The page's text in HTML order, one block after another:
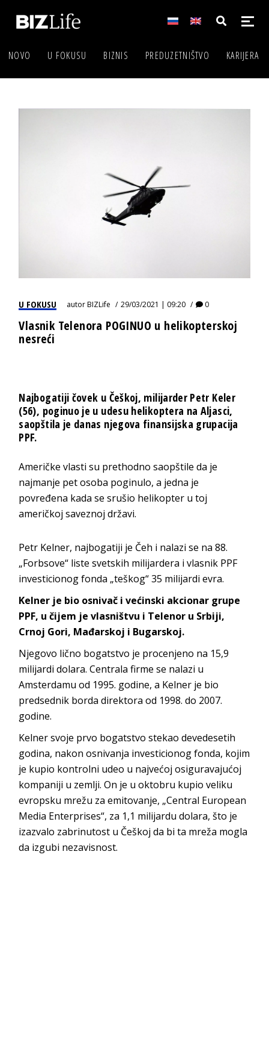
NOVO U FOKUSU BIZNIS PREDUZETNIŠTVO KARIJERA
U FOKUSU autorBIZLife 29/03/2021 | 09:20 0
Vlasnik Telenora POGINUO u helikopterskoj
nesreći
Najbogatiji čovek u Češkoj, milijarder Petr Keler
(56), poginuo je u udesu helikoptera na Aljasci,
saopštila je danas njegova finansijska grupacija
PPF.
Američke vlasti su prethodno saopštile da je
najmanje pet osoba poginulo, a jedna je
povređena kada se srušio helikopter u toj
američkoj saveznoj državi.
Petr Kelner, najbogatiji je Čeh i nalazi se na 88.
„Forbsove“ liste svetskih milijardera i vlasnik PPF
investicionog fonda „teškog“ 35 milijardi evra.
Kelner je bio osnivač i većinski akcionar grupe
PPF, u čijem je vlasništvu i Telenor u Srbiji,
Crnoj Gori, Mađarskoj i Bugarskoj.
Njegovo lično bogatstvo je procenjeno na 15,9
milijardi dolara. Centrala firme se nalazi u
Amsterdamu od 1995. godine, a Kelner je bio
predsednik borda direktora od 1998. do 2007.
godine.
Kelner svoje prvo bogatstvo stekao devedesetih
godina, nakon osnivanja investicionog fonda, kojim
je kupio kontrolni udeo u najvećoj osiguravajućoj
kompaniji u zemlji. On je u oktobru kupio veliku
evropsku mrežu za emitovanje, „Central European
Media Enterprises“, za 1,1 milijardu dolara, što je
izazvalo zabrinutost u Češkoj da bi ta mreža mogla
da izgubi nezavisnost.